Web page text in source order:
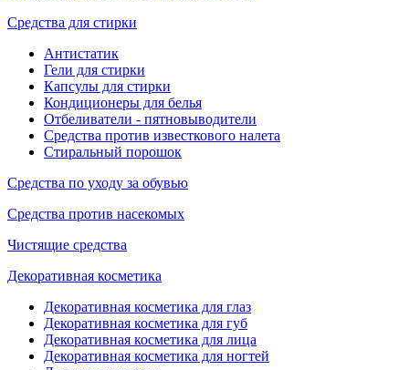
Средства для стирки
Антистатик
Гели для стирки
Капсулы для стирки
Кондиционеры для белья
Отбеливатели - пятновыводители
Средства против известкового налета
Стиральный порошок
Средства по уходу за обувью
Средства против насекомых
Чистящие средства
Декоративная косметика
Декоративная косметика для глаз
Декоративная косметика для губ
Декоративная косметика для лица
Декоративная косметика для ногтей